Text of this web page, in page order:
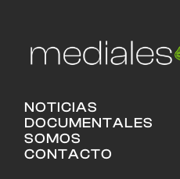
NOTICIAS
DOCUMENTALES
SOMOS
CONTACTO